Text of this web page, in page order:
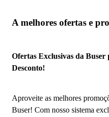
A melhores ofertas e
Ofertas Exclusivas da Buser
Desconto!
Aproveite as melhores
Buser! Com nosso sistema